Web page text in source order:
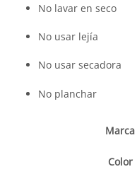
No lavar en seco
No usar lejía
No usar secadora
No planchar
Marca
Color